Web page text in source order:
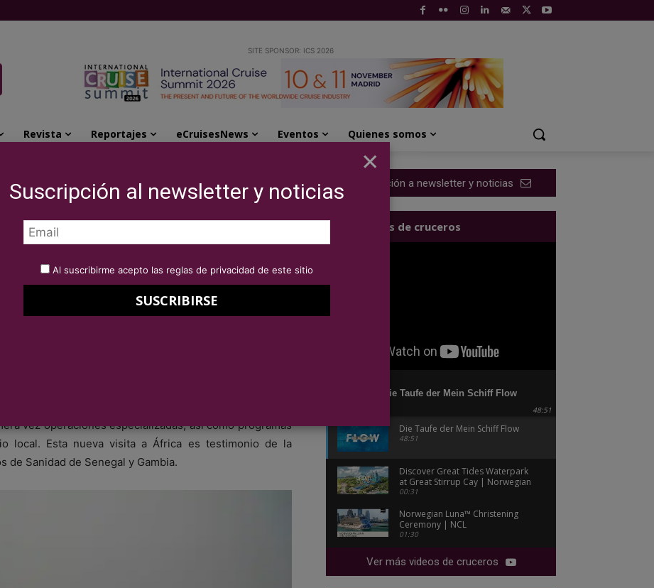
SITE SPONSOR: ICS 2026
Revista Reportajes eCruisesNews Eventos Quienes somos
de Esperanza zarpa a Dakar en misión...
Naves de
a Dakar en misión
M/V Global Mercy
en Tenerife, con destino a Dakar, Senegal. Desde allí,
a sus instalaciones médicas de vanguardia, en este
vez operaciones especializadas, así como programas
local. Esta nueva visita a África es testimonio de la
Sanidad de Senegal y Gambia.
Suscripción a newsletter y noticias
Los videos de cruceros
Die Taufe der Mein Schiff Flow
48:51
Die Taufe der Mein Schiff Flow
48:51
Discover Great Tides Waterpark
at Great Stirrup Cay | Norwegian
Cruise Line
00:31
Norwegian Luna™ Christening
Ceremony | NCL
01:30
Ver más videos de cruceros
×
Suscripción al newsletter y noticias
Al suscribirme acepto las reglas de privacidad de este sitio